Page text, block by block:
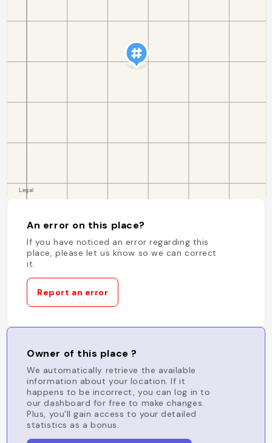
An error on this place?
If you have noticed an error regarding this
place, please let us know so we can correct
it.
Report an error
Owner of this place ?
We automatically retrieve the available
information about your location. If it
happens to be incorrect, you can log in to
our dashboard for free to make changes.
Plus, you'll gain access to your detailed
statistics as a bonus.